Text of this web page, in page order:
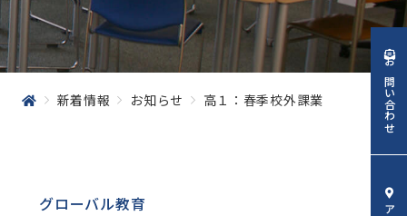
・ 保護者の皆様へ
生の皆様へ
皆様へ
サイトについて
新着情報 お知らせ 高１：春季校外課業
グローバル教育
お問い合わせ